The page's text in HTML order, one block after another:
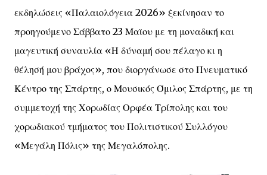
εκδηλώσεις «Παλαιολόγεια 2026» ξεκίνησαν το
προηγούμενο Σάββατο 23 Μαϊου με τη μοναδική και
μαγευτική συναυλία «Η δύναμή σου πέλαγο κι η
θέλησή μου βράχος», που διοργάνωσε στο Πνευματικό
Κέντρο της Σπάρτης, ο Μουσικός Όμιλος Σπάρτης, με τη
συμμετοχή της Χορωδίας Ορφέα Τρίπολης και του
χορωδιακού τμήματος του Πολιτιστικού Συλλόγου
«Μεγάλη Πόλις» της Μεγαλόπολης.